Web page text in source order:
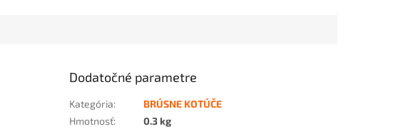
Dodatočné parametre
Kategória:
BRÚSNE KOTÚČE
Hmotnosť:
0.3 kg